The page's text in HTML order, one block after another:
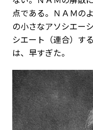
点である。ＮＡＭの
の小さなアソシエー
シエート（連合）す
は、早すぎた。